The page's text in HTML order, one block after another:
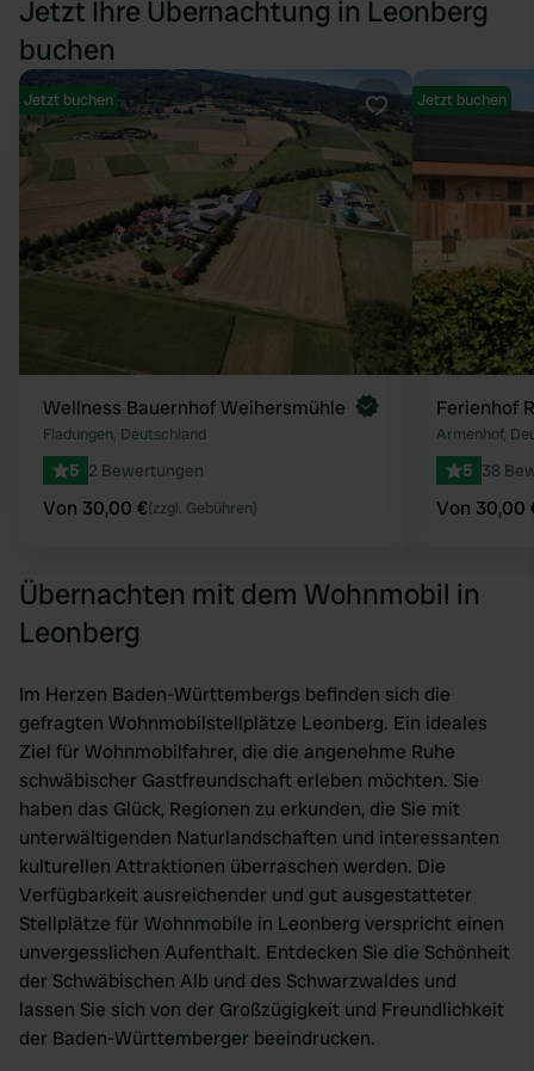
Jetzt Ihre Übernachtung in Leonberg
buchen
Favorit
Jetzt buchen
Wellness Bauernhof Weihersmühle
Fladungen, Deutschland
5 2 Bewertungen
Von 30,00 €(zzgl. Gebühren)
Jetzt buchen
Ferienhof
Armenhof,
5 38
Von 30,00
Übernachten mit dem Wohnmobil in
Leonberg
Im Herzen Baden-Württembergs befinden sich die
gefragten Wohnmobilstellplätze Leonberg. Ein ideales
Ziel für Wohnmobilfahrer, die die angenehme Ruhe
schwäbischer Gastfreundschaft erleben möchten. Sie
haben das Glück, Regionen zu erkunden, die Sie mit
unterwältigenden Naturlandschaften und interessanten
kulturellen Attraktionen überraschen werden. Die
Verfügbarkeit ausreichender und gut ausgestatteter
Stellplätze für Wohnmobile in Leonberg verspricht einen
unvergesslichen Aufenthalt. Entdecken Sie die Schönheit
der Schwäbischen Alb und des Schwarzwaldes und
lassen Sie sich von der Großzügigkeit und Freundlichkeit
der Baden-Württemberger beeindrucken.